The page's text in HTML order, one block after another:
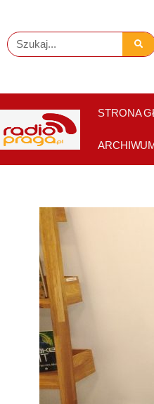
content
Szukaj
STRONA